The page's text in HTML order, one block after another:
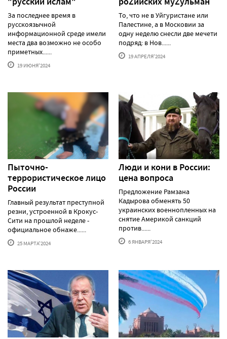
За последнее время в
русскоязычной
информационной среде имели
места два возможно не особо
приметных......
19 ИЮНЯ'2024
То, что не в Уйгуристане или
Палестине, а в Московии за
одну неделю снесли две мечети
подряд: в Нов......
19 АПРЕЛЯ'2024
Пыточно-
террористическое лицо
России
Главный результат преступной
резни, устроенной в Крокус-
Сити на прошлой неделе -
официальное обнаже......
25 МАРТА'2024
Люди и кони в России:
цена вопроса
Предложение Рамзана
Кадырова обменять 50
украинских военнопленных на
снятие Америкой санкций
против......
6 ЯНВАРЯ'2024